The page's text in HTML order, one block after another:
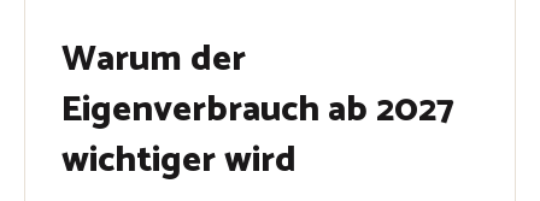
Warum der
Eigenverbrauch ab 2027
wichtiger wird